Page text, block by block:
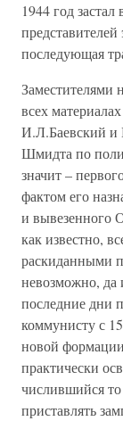
1944 год
последующая
всех
И.Л.Баевский и
Шмидта по
значит –
фактом его
и вывезенного
как известно,
раскиданными
невозможно, да
последние дни
коммунисту с
новой
практически
числившийся
приставлять